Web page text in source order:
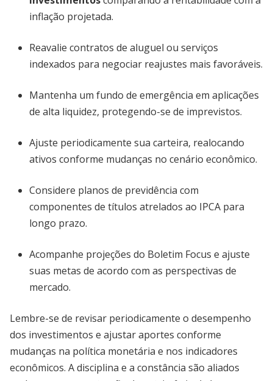
inflação projetada.
Reavalie contratos de aluguel ou serviços
indexados para negociar reajustes mais favoráveis.
Mantenha um fundo de emergência em aplicações
de alta liquidez, protegendo-se de imprevistos.
Ajuste periodicamente sua carteira, realocando
ativos conforme mudanças no cenário econômico.
Considere planos de previdência com
componentes de títulos atrelados ao IPCA para
longo prazo.
Acompanhe projeções do Boletim Focus e ajuste
suas metas de acordo com as perspectivas de
mercado.
Lembre-se de revisar periodicamente o desempenho
dos investimentos e ajustar aportes conforme
mudanças na política monetária e nos indicadores
econômicos. A disciplina e a constância são aliados